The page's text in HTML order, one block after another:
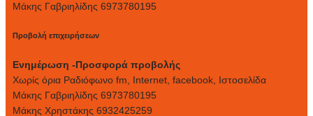
Μάκης Γαβριηλίδης 6973780195
Προβολή επιχειρήσεων
Ενημέρωση -Προσφορά προβολής
Xωρίς όρια Ραδιόφωνο fm, Internet, facebook, Ιστοσελίδα
Μάκης Γαβριηλίδης 6973780195
Μάκης Χρηστάκης 6932425259